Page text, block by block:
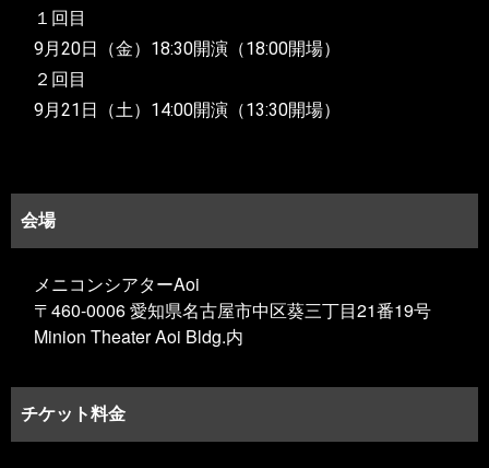
１回目
9月20日（金） 18:30開演（18:00開場）
２回目
9月21日（土）14:00開演（13:30開場）
会場
メニコンシアターAoi
〒460-0006 愛知県名古屋市中区葵三丁目21番19号
Minion Theater Aoi Bldg.内
チケット料金